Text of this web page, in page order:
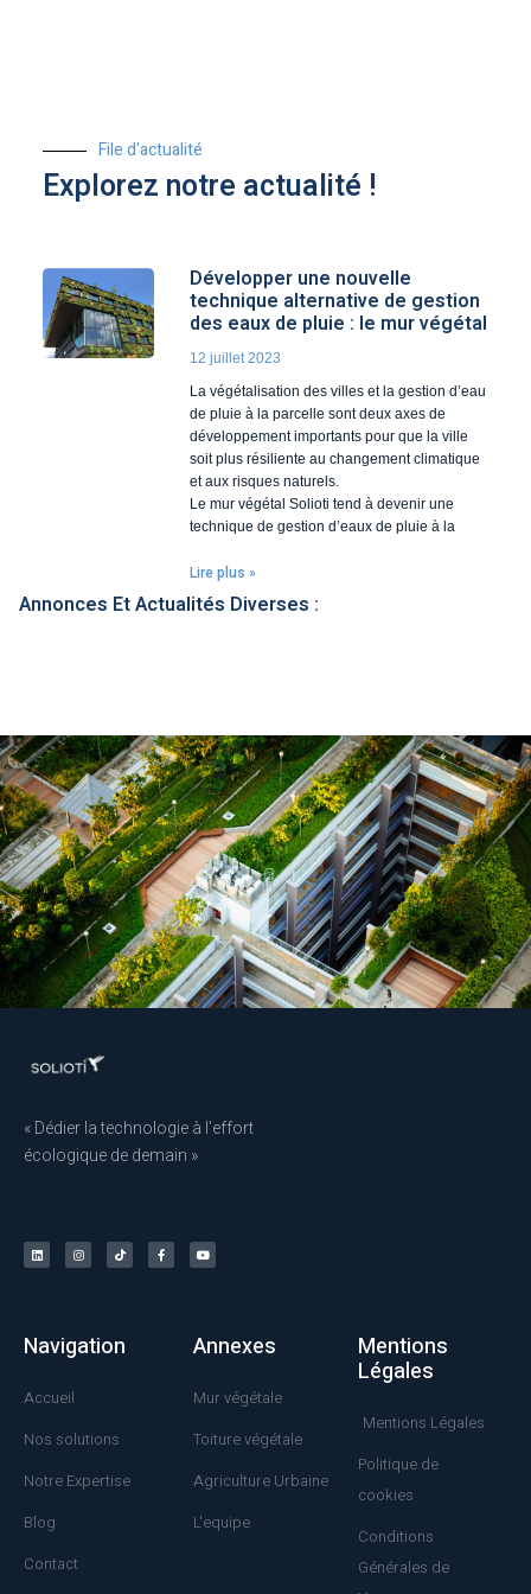
File d'actualité
Explorez notre actualité !
Développer une nouvelle
technique alternative de gestion
des eaux de pluie : le mur végétal
12 juillet 2023
La végétalisation des villes et la gestion d’eau
de pluie à la parcelle sont deux axes de
développement importants pour que la ville
soit plus résiliente au changement climatique
et aux risques naturels.
Le mur végétal Solioti tend à devenir une
technique de gestion d’eaux de pluie à la
Lire plus »
Annonces Et Actualités Diverses :
« Dédier la technologie à l’effort
écologique de demain »
Navigation
Accueil
Nos solutions
Notre Expertise
Blog
Contact
Annexes
Mur végétale
Toiture végétale
Agriculture Urbaine
L'equipe
Mentions
Légales
Mentions Légales
Politique de
cookies
Conditions
Générales de